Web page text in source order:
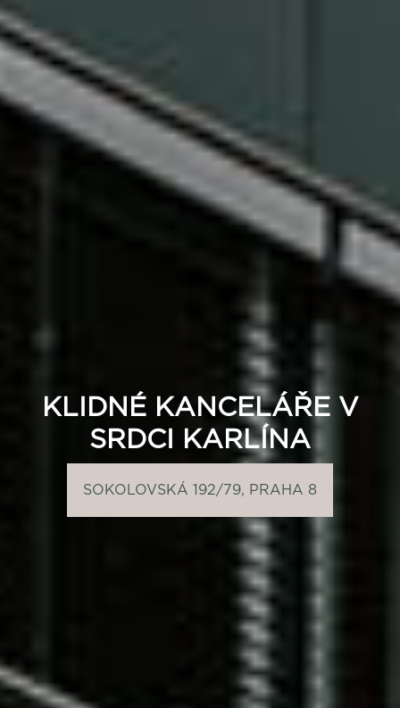
KLIDNÉ KANCELÁŘE V
SRDCI KARLÍNA
SOKOLOVSKÁ 192/79, PRAHA 8